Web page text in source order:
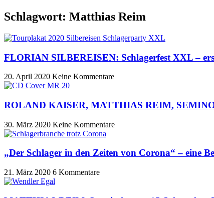
Schlagwort: Matthias Reim
FLORIAN SILBEREISEN: Schlagerfest XXL –
20. April 2020 Keine Kommentare
ROLAND KAISER, MATTHIAS REIM,
30. März 2020 Keine Kommentare
„Der Schlager in den Zeiten von Corona“ – eine
21. März 2020 6 Kommentare